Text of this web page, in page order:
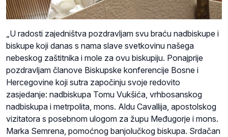
„U radosti zajedništva pozdravljam svu braću nadbiskupe i
biskupe koji danas s nama slave svetkovinu našega
nebeskog zaštitnika i mole za ovu biskupiju. Ponajprije
pozdravljam članove Biskupske konferencije Bosne i
Hercegovine koji sutra započinju svoje redovito
zasjedanje: nadbiskupa Tomu Vukšića, vrhbosanskog
nadbiskupa i metrpolita, mons. Aldu Cavallija, apostolskog
vizitatora s posebnom ulogom za župu Međugorje i mons.
Marka Semrena, pomoćnog banjolučkog biskupa. Srdačan